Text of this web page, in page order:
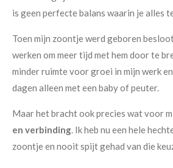
is geen perfecte balans waarin je alles
Toen mijn zoontje werd geboren
werken om meer tijd met hem door te
minder ruimte voor groei in mijn werk
dagen alleen met een baby of peuter.
Maar het bracht ook precies wat voor
en verbinding. Ik heb nu een hele
zoontje en nooit spijt gehad van die